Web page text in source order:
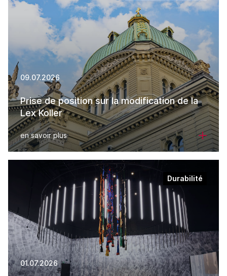
09.07.2026
Prise de position sur la modification de la
Lex Koller
en savoir plus
Durabilité
01.07.2026